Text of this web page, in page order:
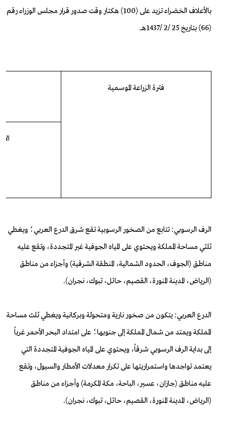
بالأعلاف الخضراء تزيد على (100) هكتار وقت صدور قرار مجلس الوزراء رقم
(66) بتاريخ 25 /2 /1437هـ.
فترة الزراعة الموسمية
الرف الرسوبي: تتابع من الصخور الرسوبية تقع شرق الدرع العربي؛ ويغطي
ثلثي مساحة المملكة ويحتوي على المياه الجوفية غير المتجددة، وتقع عليه
مناطق (الجوف، الحدود الشمالية، المنطقة الشرقية) وأجزاء من مناطق
(الرياض، المدينة المنورة، القصيم، حائل، تبوك، نجران).
الدرع العربي: يتكون من صخور نارية ومتحولة وبركانية ويغطي ثلث مساحة
المملكة ويمتد من شمال المملكة إلى جنوبها؛ على امتداد البحر الأحمر غرباً
إلى بداية الرف الرسوبي شرقاً، ويحتوي على المياه الجوفية المتجددة التي
يعتمد تواجدها واستمراريتها على تكرار معدلات الأمطار والسيول، وتقع
عليه مناطق (جازان، عسير، الباحة، مكة المكرمة) وأجزاء من مناطق
(الرياض، المدينة المنورة، القصيم، حائل، تبوك، نجران).